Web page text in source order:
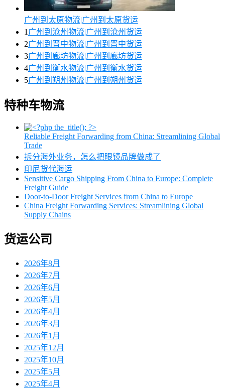
广州到太原物流|广州到太原货运
1 广州到沧州物流|广州到沧州货运
2广州到晋中物流|广州到晋中货运
3广州到廊坊物流|广州到廊坊货运
4广州到衡水物流|广州到衡水货运
5广州到朔州物流|广州到朔州货运
特种车物流
Reliable Freight Forwarding from China: Streamlining Global
Trade
拆分海外业务，怎么把眼镜品牌做成了
印尼货代海运
Sensitive Cargo Shipping From China to Europe: Complete
Freight Guide
Door-to-Door Freight Services from China to Europe
China Freight Forwarding Services: Streamlining Global
Supply Chains
货运公司
2026年8月
2026年7月
2026年6月
2026年5月
2026年4月
2026年3月
2026年1月
2025年12月
2025年10月
2025年5月
2025年4月